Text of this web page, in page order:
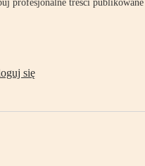
profesjonalne treści publikowane
się